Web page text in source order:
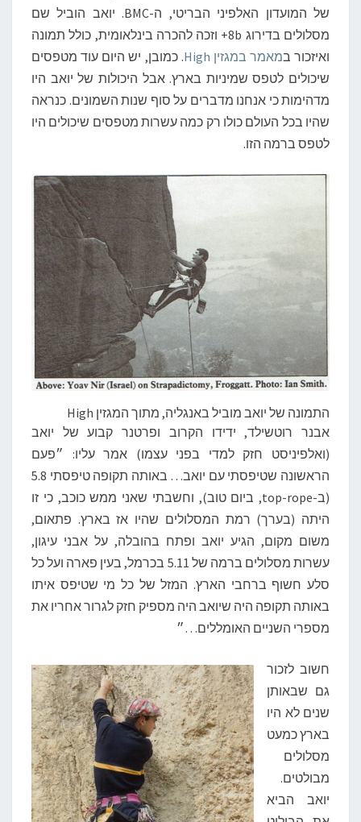
של המועדון האלפיני הבריטי, ה-BMC. יואב הוביל שם
מסלולים בדירוג 8b+ וזכה להכרה בינלאומית, כולל תמונה
ואיזכור במאמר במגזין High
. כמובן, יש היום עוד מטפסים
שיכולים לטפס שמיניות בארץ. אבל היכולות של יואב היו
מדהימות כי אנחנו מדברים על סוף שנות השמונים. כנראה
שהיו בכל העולם כולו רק כמה עשרות מטפסים שיכולים היו
לטפס ברמה הזו.
התמונה של יואב מוביל באנגליה, מתוך המגזין High
אבנר רוטשילד, ידידו הקרוב ופרטנר קבוע של יואב
(ואלפיניסט חזק למדי בפני עצמו) אמר עליו: ״פעם
הראשונה שטיפסתי עם יואב… באותה תקופה טיפסתי 5.8
(ב-top-rope, ביום טוב), וחשבתי שאני ממש כוכב, כי זו
היתה (בערך) רמת המסלולים שהיו אז בארץ. פתאום,
משום מקום, הגיע יואב ופתח בהובלה, על אבני עיגון,
עשרות מסלולים ברמה של 5.11 בכרמל, בעין פארה ועל כל
סלע חשוף ברחבי הארץ. המזל של כל מי שטיפס איתו
באותה תקופה היה שיואב היה מספיק חזק לגרור אחריו את
מספרי השניים האומללים…״
חשוב לזכור
גם שבאותן
שנים לא היו
בארץ כמעט
מסלולים
מבולטים.
יואב הביא